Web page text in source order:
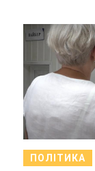
ПОЛІТИКА